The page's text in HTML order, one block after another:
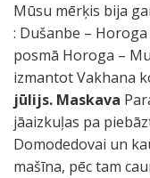
Mūsu mērķis bija
: Dušanbe –
posmā Horoga –
izmantot Vakhana
jūlijs. Maskava
jāaizkuļas pa
Domodedovai un
mašīna, pēc tam